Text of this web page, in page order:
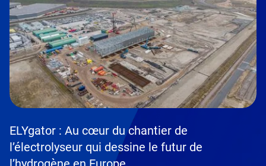
ELYgator : Au cœur du chantier de
l’électrolyseur qui dessine le futur de